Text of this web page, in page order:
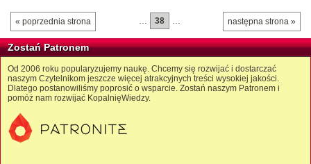
« poprzednia strona następna strona »
… 38 …
Zostań Patronem
Od 2006 roku popularyzujemy naukę. Chcemy się rozwijać i dostarczać
naszym Czytelnikom jeszcze więcej atrakcyjnych treści wysokiej jakości.
Dlatego postanowiliśmy poprosić o wsparcie. Zostań naszym Patronem i
pomóż nam rozwijać KopalnięWiedzy.